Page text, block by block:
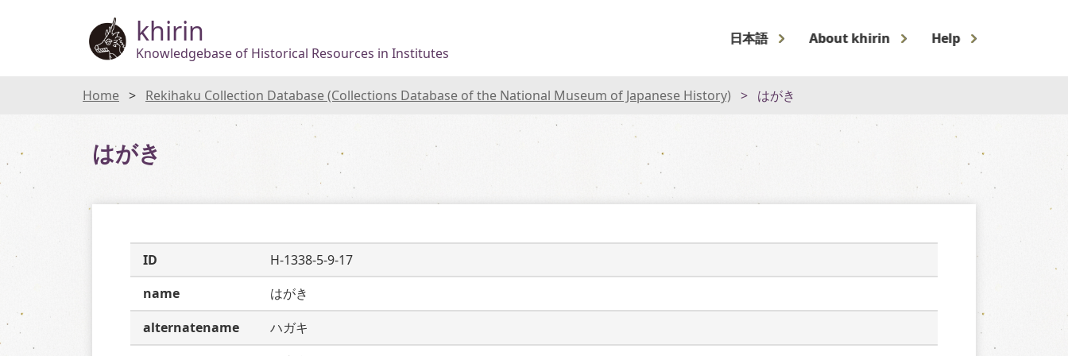
khirin
Knowledgebase of Historical Resources in Institutes
日本語 About khirin Help
Home Rekihaku Collection Database (Collections Database of the National Museum of Japanese History) はがき
はがき
ID
H-1338-5-9-17
name
はがき
alternatename
ハガキ